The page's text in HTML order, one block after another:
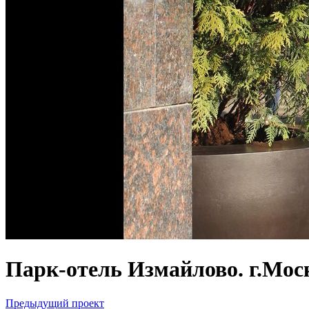
Парк-отель Измайлово.
Предыдущий проект